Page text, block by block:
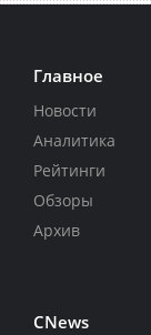
Главное
Новости
Аналитика
Рейтинги
Обзоры
Архив
CNews